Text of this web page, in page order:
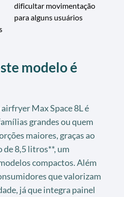
dificultar movimentação
para alguns usuários
modelo é
Max Space 8L é
grandes ou quem
maiores, graças ao
de 8,5 litros**, um
compactos. Além
que valorizam
já que integra painel